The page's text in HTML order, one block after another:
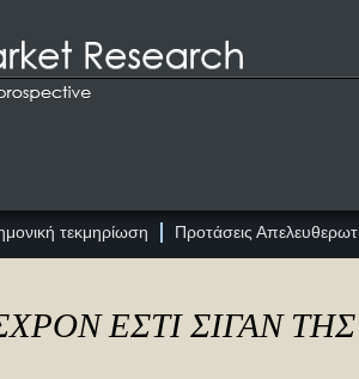
τεκμηρίωση Προτάσεις
ΕΣΤΙ ΣΙΓΑΝ